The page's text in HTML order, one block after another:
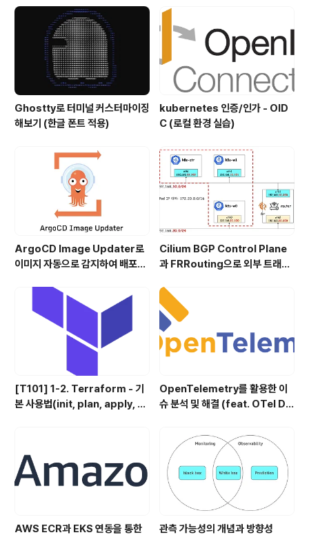
테스트하고 배포할 수 있도록 돕습니다. Jenkins는 플러
그인 형태로 기능 확장이 가능하며, 여러 운영 체제에서 사
Ghostty로 터미널 커스터마이징
해보기 (한글 폰트 적용)
kubernetes 인증/인가 - OID
C (로컬 환경 실습)
ArgoCD Image Updater로
이미지 자동으로 감지하여 배포하
Cilium BGP Control Plane
과 FRRouting으로 외부 트래픽
[T101] 1-2. Terraform - 기
본 사용법(init, plan, apply, d
OpenTelemetry를 활용한 이
슈 분석 및 해결 (feat. OTel De
AWS ECR과 EKS 연동을 통한 관측 가능성의 개념과 방향성